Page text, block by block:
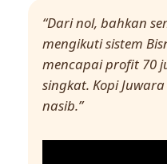
“Dari nol, bahkan
mengikuti sistem
mencapai profit 70
singkat. Kopi
nasib.”